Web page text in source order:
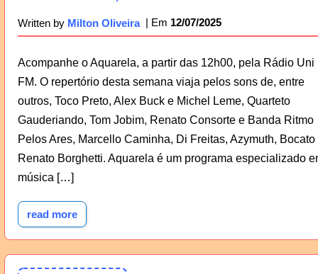
Written by Milton Oliveira 12/07/2025
Acompanhe o Aquarela, a partir das 12h00, pela Rádio Uni
FM. O repertório desta semana viaja pelos sons de, entre
outros, Toco Preto, Alex Buck e Michel Leme, Quarteto
Gauderiando, Tom Jobim, Renato Consorte e Banda Ritmo
Pelos Ares, Marcello Caminha, Di Freitas, Azymuth, Bocato
Renato Borghetti. Aquarela é um programa especializado
música […]
read more